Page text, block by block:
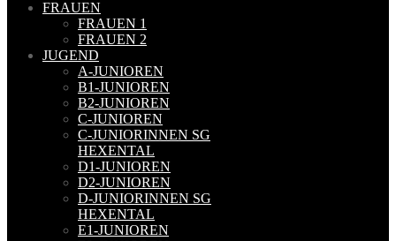
FRAUEN
FRAUEN 1
FRAUEN 2
JUGEND
A-JUNIOREN
B1-JUNIOREN
B2-JUNIOREN
C-JUNIOREN
C-JUNIORINNEN SG
HEXENTAL
D1-JUNIOREN
D2-JUNIOREN
D-JUNIORINNEN SG
HEXENTAL
E1-JUNIOREN